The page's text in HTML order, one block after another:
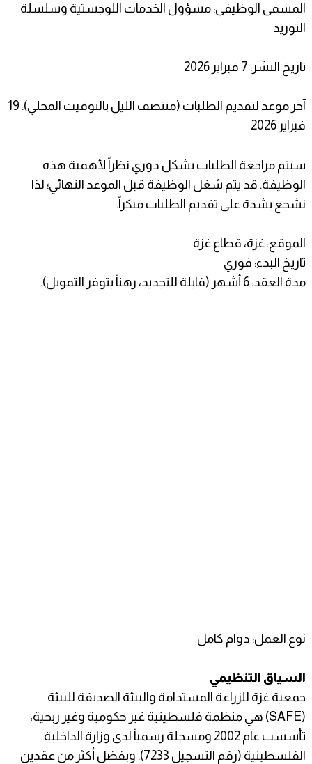
المسمى الوظيفي: مسؤول الخدمات اللوجستية وسلسلة
التوريد
تاريخ النشر: 7 فبراير 2026
آخر موعد لتقديم الطلبات (منتصف الليل بالتوقيت المحلي): 19
فبراير 2026
سيتم مراجعة الطلبات بشكل دوري نظراً لأهمية هذه
الوظيفة. قد يتم شغل الوظيفة قبل الموعد النهائي؛ لذا
نشجع بشدة على تقديم الطلبات مبكراً.
الموقع: غزة، قطاع غزة
تاريخ البدء: فوري
مدة العقد: 6 أشهر (قابلة للتجديد، رهناً بتوفر التمويل).
نوع العمل: دوام كامل
السياق التنظيمي
جمعية غزة للزراعة المستدامة والبيئة الصديقة للبيئة
(SAFE) هي منظمة فلسطينية غير حكومية وغير ربحية،
تأسست عام 2002 ومسجلة رسمياً لدى وزارة الداخلية
الفلسطينية (رقم التسجيل 7233). وبفضل أكثر من عقدين